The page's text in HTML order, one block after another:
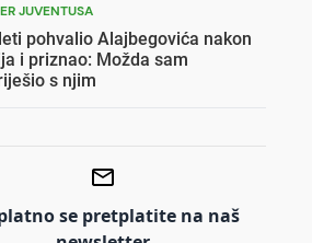
JUVENTUSA
pohvalio Alajbegovića nakon
i priznao: Možda sam
s njim
golu "Bordo" tima dugo će
se pretplatite na naš